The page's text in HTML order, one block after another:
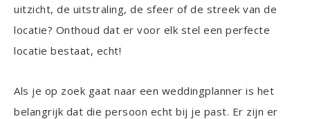
uitzicht, de uitstraling, de sfeer of de streek van de
locatie? Onthoud dat er voor elk stel een perfecte
locatie bestaat, echt!
Als je op zoek gaat naar een weddingplanner is het
belangrijk dat die persoon echt bij je past. Er zijn er